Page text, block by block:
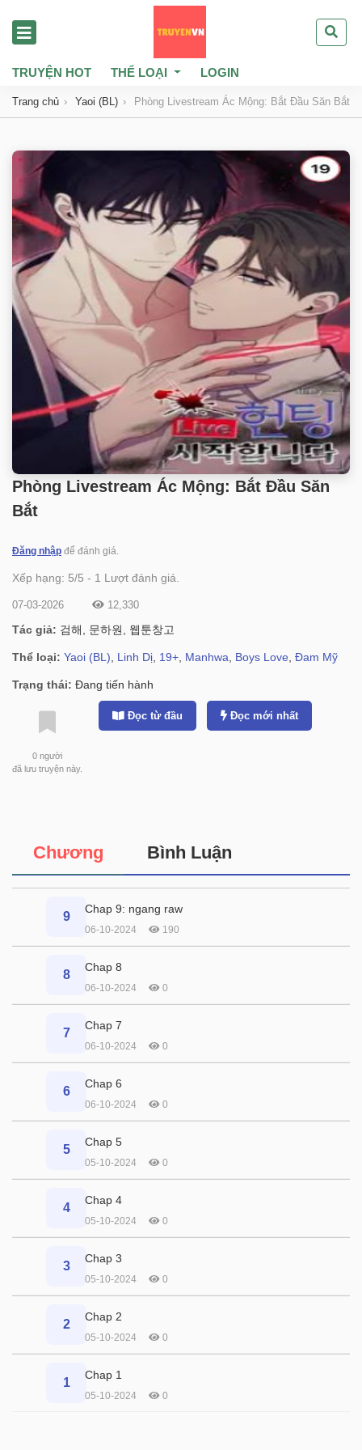
TRUYỆN HOT THỂ LOẠI LOGIN
Trang chủ Yaoi (BL) Phòng Livestream Ác Mộng: Bắt Đầu Săn Bắt
Phòng Livestream Ác Mộng: Bắt Đầu Săn
Bắt
Đăng nhập để đánh giá.
Xếp hạng: 5/5 - 1 Lượt đánh giá.
07-03-2026 12,330
Tác giả: 검해, 문하원, 웹툰창고
Thể loại: Yaoi (BL) Linh Dị 19+ Manhwa Boys Love Đam Mỹ
Trạng thái: Đang tiến hành
0 người
đã lưu truyện này.
Đọc từ đầu Đọc mới nhất
Chương Bình Luận
9
Chap 9: ngang raw
06-10-2024 190
8
Chap 8
06-10-2024 0
7
Chap 7
06-10-2024 0
6
Chap 6
06-10-2024 0
5
Chap 5
05-10-2024 0
4
Chap 4
05-10-2024 0
3
Chap 3
05-10-2024 0
2
Chap 2
05-10-2024 0
1
Chap 1
05-10-2024 0